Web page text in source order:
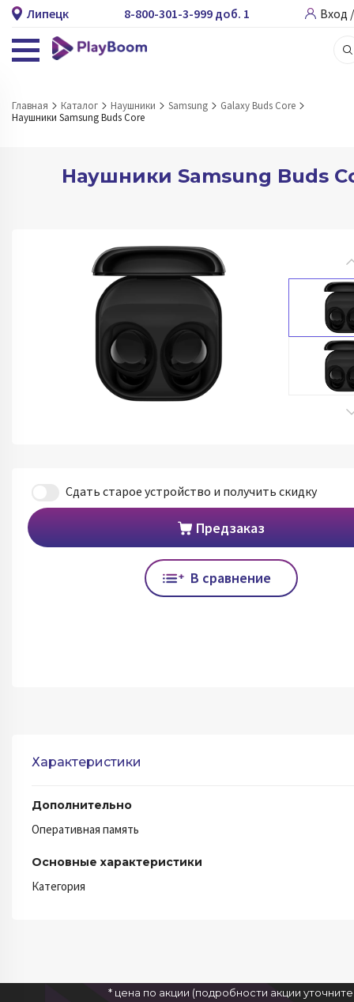
Липецк 8-800-301-3-999 доб. 1 Вход
Главная Каталог Наушники Samsung
Galaxy Buds Core
Наушники Samsung Buds Core
Наушники Samsung Buds
Сдать старое устройство и получить скидку
Предзаказ
В сравнение
Характеристики
Дополнительно
Оперативная память
Основные характеристики
Категория
* цена по акции (подробности акции